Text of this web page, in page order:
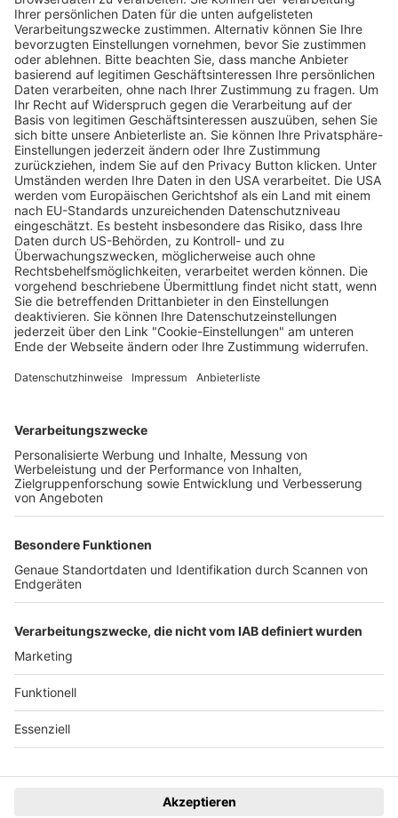
Frauentag in Freiburg mit zahlreichen
Veranstaltungen
Wochenbericht 06.03.2024
Freiburger Wochenbericht
Der Wochenbericht
wurde zum 31. Juli 2026
eingestellt.
News
Lokales
Sport
Ein Unternehmen der